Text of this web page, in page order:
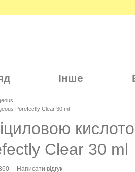
Інше
Porefectly Clear 30 ml
Clear 30 ml
Написати відгук